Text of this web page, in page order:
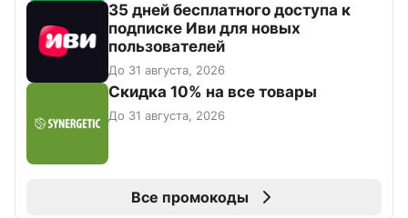
35 дней бесплатного доступа к
подписке Иви для новых
пользователей
До 31 августа, 2026
Скидка 10% на все товары
До 31 августа, 2026
Все промокоды